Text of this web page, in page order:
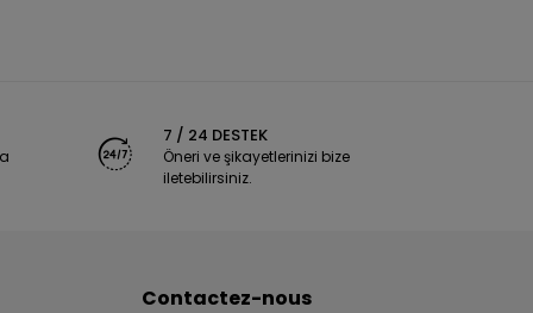
7 / 24 DESTEK
Öneri ve şikayetlerinizi bize
iletebilirsiniz.
Contactez-nous